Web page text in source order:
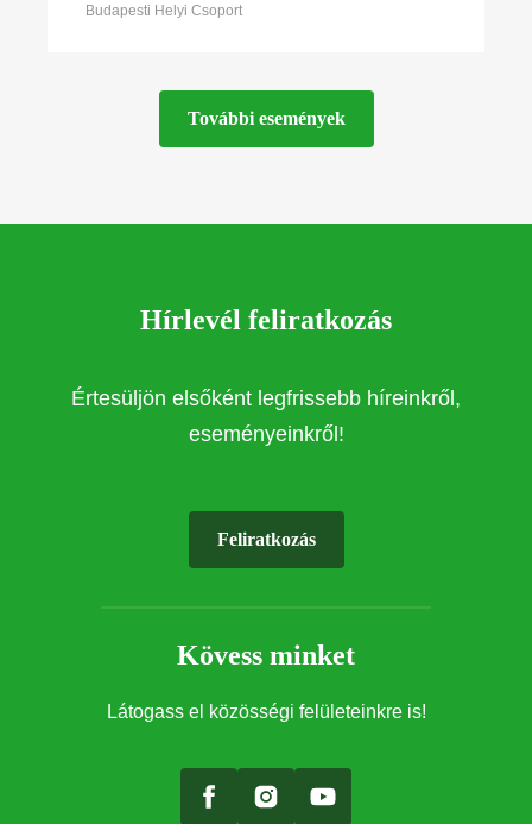
Budapesti Helyi Csoport
További események
Hírlevél feliratkozás
Értesüljön elsőként legfrissebb híreinkről,
eseményeinkről!
Feliratkozás
Kövess minket
Látogass el közösségi felületeinkre is!